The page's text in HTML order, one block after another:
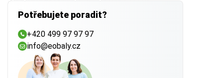
Potřebujete poradit?
+420 499 97 97 97
info@eobaly.cz